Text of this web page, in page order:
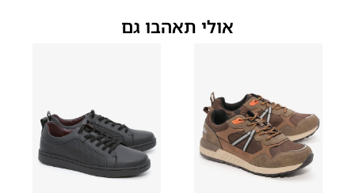
אולי תאהבו גם
40
41
42
43